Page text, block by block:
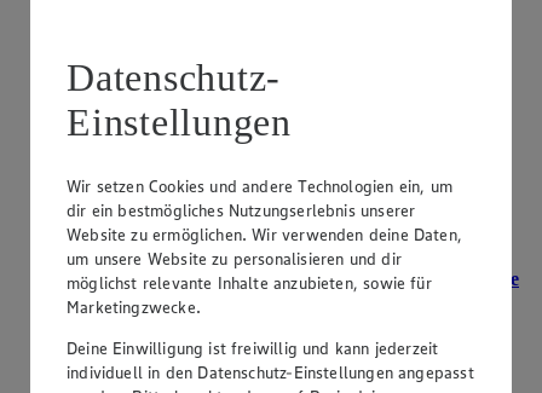
Angebot:EDEKA Herzstücke Kartoffeln Drillinge
festkochend
2.49 -16%
Rabattierter Preis von 2.49€ (Insgesamt -16%
Datenschutz-
Einstellungen
Wir setzen Cookies und andere Technologien ein, um
dir ein bestmögliches Nutzungserlebnis unserer
Website zu ermöglichen. Wir verwenden deine Daten,
um unsere Website zu personalisieren und dir
möglichst relevante Inhalte anzubieten, sowie für
Marketingzwecke.
Deine Einwilligung ist freiwillig und kann jederzeit
individuell in den Datenschutz-Einstellungen angepasst